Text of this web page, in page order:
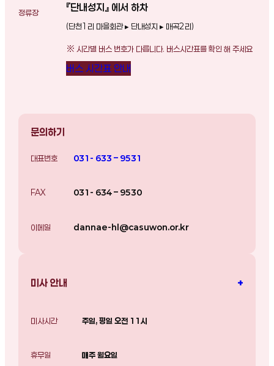
정류장
『단내성지』 에서 하차
(단천1리 마을회관 ▸ 단내성지 ▸ 매곡2리)
※ 시간별 버스 번호가 다릅니다. 버스시간표를 확인 해 주세요
버스 시간표 안내
문의하기
대표번호 031- 633 – 9531
FAX 031- 634 – 9530
이메일 dannae-hl@casuwon.or.kr
미사 안내 +
미사시간 주일, 평일 오전 11시
휴무일 매주 월요일